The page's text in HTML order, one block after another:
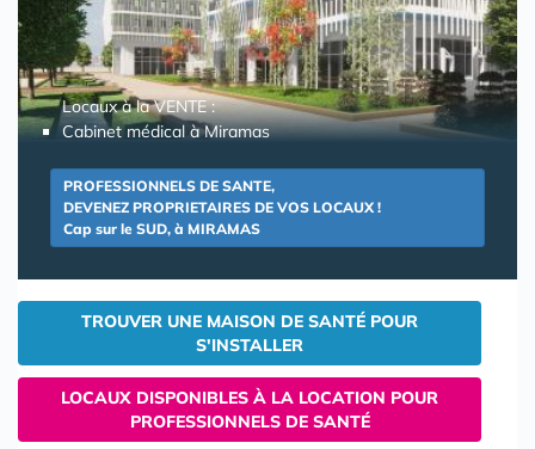
Locaux à la VENTE :
Cabinet médical à Miramas
PROFESSIONNELS DE SANTE,
DEVENEZ PROPRIETAIRES DE VOS LOCAUX !
Cap sur le SUD, à MIRAMAS
TROUVER UNE MAISON DE SANTÉ POUR
S'INSTALLER
LOCAUX DISPONIBLES À LA LOCATION POUR
PROFESSIONNELS DE SANTÉ